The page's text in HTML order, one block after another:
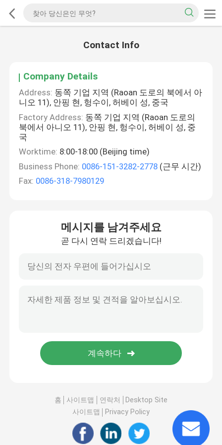
Contact Info
Company Details
Address: 동쪽 기업 지역 (Raoan 도로의 북에서 아
니오 11), 안핑 현, 헝수이, 허베이 성, 중국
Factory Address: 동쪽 기업 지역 (Raoan 도로의
북에서 아니오 11), 안핑 현, 헝수이, 허베이 성, 중
국
Worktime: 8:00-18:00 (Beijing time)
Business Phone: 0086-151-3282-2778 (근무 시간)
Fax: 0086-318-7980129
메시지를 남겨주세요
곧 다시 연락 드리겠습니다!
홈 사이트맵 연락처
Desktop Site
사이트맵
Privacy Policy